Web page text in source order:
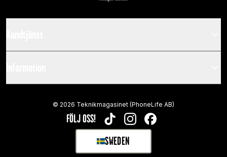
FÖLJ OSS! TIKTOKINSTAGRAMFACEBOOK
SWEDEN
SELECT MARKET
© 2026 Teknikmagasinet (PhoneLife AB)